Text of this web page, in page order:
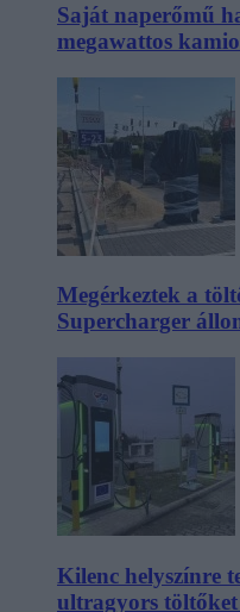
Saját naperőmű
megawattos
Megérkeztek a
Supercharger
Kilenc helyszínre
ultragyors